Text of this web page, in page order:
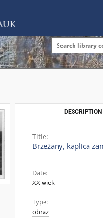
DESCRIPTION
Title:
Brzeżany, kaplica
Date:
XX wiek
Type:
obraz